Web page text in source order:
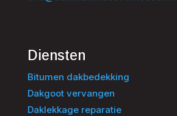
Diensten
Bitumen dakbedekking
Dakgoot vervangen
Daklekkage reparatie